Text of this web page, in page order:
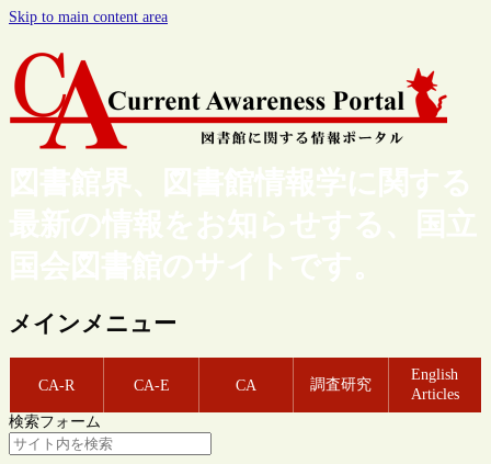
Skip to main content area
図書館界、図書館情報学に関する
最新の情報をお知らせする、国立
国会図書館のサイトです。
メインメニュー
CA-R CA-E CA 調査研究
English
Articles
検索フォーム